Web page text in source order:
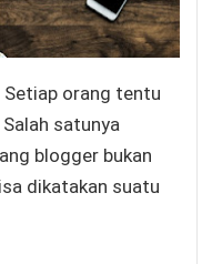
Setiap orang tentu
satunya
blogger bukan
dikatakan suatu